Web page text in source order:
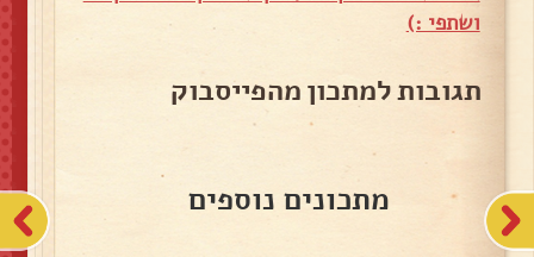
ושתפי :)
תגובות למתכון מהפייסבוק
מתכונים נוספים